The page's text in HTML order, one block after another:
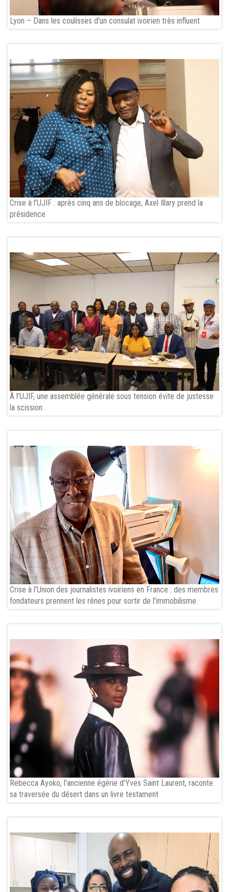
Lyon – Dans les coulisses d'un consulat ivoirien très influent
Crise à l’UJIF : après cinq ans de blocage, Axel Illary prend la
présidence
À l’UJIF, une assemblée générale sous tension évite de justesse
la scission
Crise à l’Union des journalistes ivoiriens en France : des membres
fondateurs prennent les rênes pour sortir de l’immobilisme
Rebecca Ayoko, l'ancienne égérie d'Yves Saint Laurent, raconte
sa traversée du désert dans un livre testament